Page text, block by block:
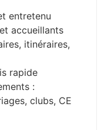
entretenu
accueillants
itinéraires,
rapide
:
clubs, CE